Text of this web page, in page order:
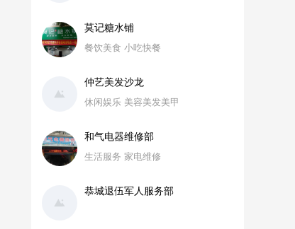
莫记糖水铺
餐饮美食 小吃快餐
仲艺美发沙龙
休闲娱乐 美容美发美甲
和气电器维修部
生活服务 家电维修
恭城退伍军人服务部